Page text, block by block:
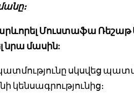
Մուստաֆա Ռեշաթ
նրա մասին:
սկսվեց
կենսագրությունից։